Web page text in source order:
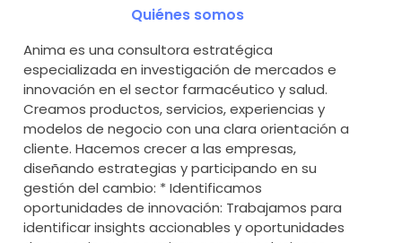
Quiénes somos
Anima es una consultora estratégica
especializada en investigación de mercados e
innovación en el sector farmacéutico y salud.
Creamos productos, servicios, experiencias y
modelos de negocio con una clara orientación a
cliente. Hacemos crecer a las empresas,
diseñando estrategias y participando en su
gestión del cambio: * Identificamos
oportunidades de innovación: Trabajamos para
identificar insights accionables y oportunidades